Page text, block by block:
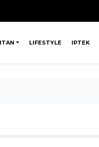
LIFESTYLE IPTEK